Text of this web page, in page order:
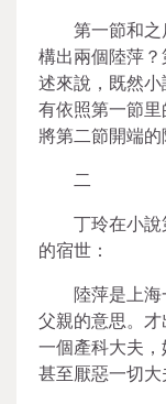
第一節和
構出兩個陸萍
述來說，既然
有依照第一節
將第二節開端
二
丁玲在小
的宿世：
陸萍是上
父親的意思。
一個產科大夫
甚至厭惡一切大